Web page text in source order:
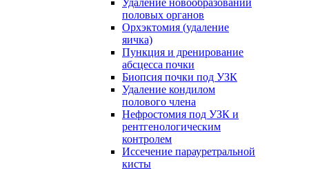
Удаление новообразований
половых органов
Орхэктомия (удаление
яичка)
Пункция и дренирование
абсцесса почки
Биопсия почки под УЗК
Удаление кондилом
полового члена
Нефростомия под УЗК и
рентгенологическим
контролем
Иссечение парауретральной
кисты